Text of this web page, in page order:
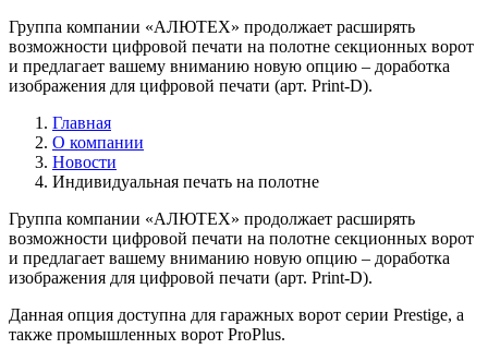
Группа компании «АЛЮТЕХ» продолжает расширять
возможности цифровой печати на полотне секционных ворот
и предлагает вашему вниманию новую опцию – доработка
изображения для цифровой печати (арт. Print-D).
Главная
О компании
Новости
Индивидуальная печать на полотне
Группа компании «АЛЮТЕХ» продолжает расширять
возможности цифровой печати на полотне секционных ворот
и предлагает вашему вниманию новую опцию – доработка
изображения для цифровой печати (арт. Print-D).
Данная опция доступна для гаражных ворот серии Prestige, а
также промышленных ворот ProPlus.